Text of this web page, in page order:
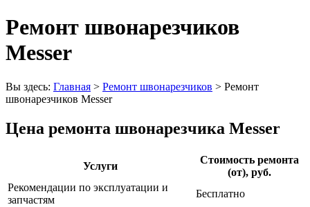
Ремонт швонарезчиков
Messer
Вы здесь: Главная > Ремонт швонарезчиков > Ремонт
швонарезчиков Messer
Цена ремонта швонарезчика Messer
Услуги
Стоимость ремонта
(от), руб.
Рекомендации по эксплуатации и
запчастям
Бесплатно